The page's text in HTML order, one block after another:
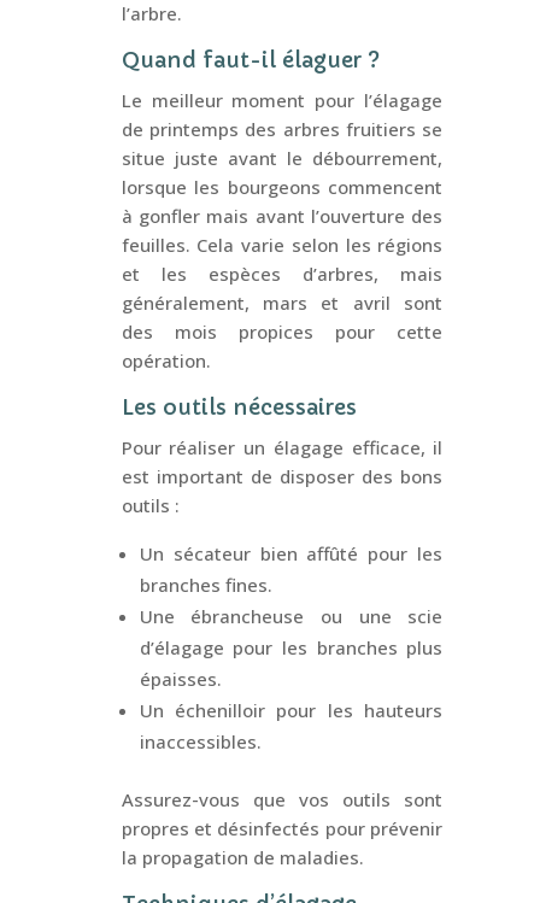
l’arbre.
Quand faut-il élaguer ?
Le meilleur moment pour l’élagage
de printemps des arbres fruitiers se
situe juste avant le débourrement,
lorsque les bourgeons commencent
à gonfler mais avant l’ouverture des
feuilles. Cela varie selon les régions
et les espèces d’arbres, mais
généralement, mars et avril sont
des mois propices pour cette
opération.
Les outils nécessaires
Pour réaliser un élagage efficace, il
est important de disposer des bons
outils :
Un sécateur bien affûté pour les
branches fines.
Une ébrancheuse ou une scie
d’élagage pour les branches plus
épaisses.
Un échenilloir pour les hauteurs
inaccessibles.
Assurez-vous que vos outils sont
propres et désinfectés pour prévenir
la propagation de maladies.